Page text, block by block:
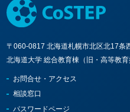
〒060-0817 北海道札幌市北区北17条
北海道大学 総合教育棟（旧・高等教
お問合せ・アクセス
相談窓口
パスワードページ